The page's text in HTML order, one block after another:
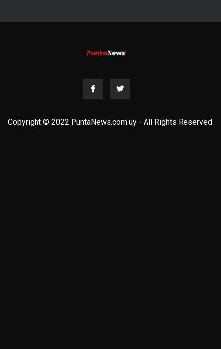
Copyright © 2022 PuntaNews.com.uy - All Rights Reserved.